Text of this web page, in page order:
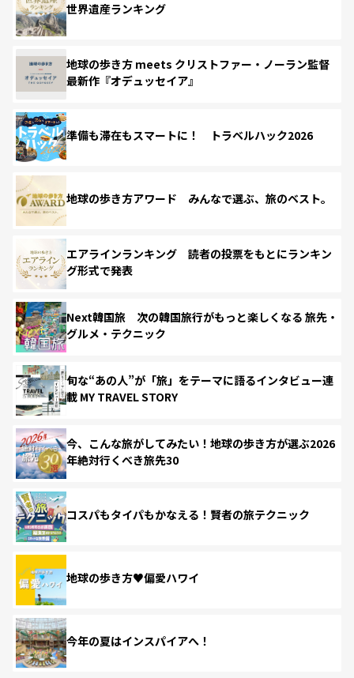
世界遺産ランキング
地球の歩き方 meets クリストファー・ノーラン監督
最新作『オデュッセイア』
準備も滞在もスマートに！ トラベルハック2026
地球の歩き方アワード みんなで選ぶ、旅のベスト。
エアラインランキング 読者の投票をもとにランキン
グ形式で発表
Next韓国旅 次の韓国旅行がもっと楽しくなる 旅先・
グルメ・テクニック
旬な“あの人”が「旅」をテーマに語るインタビュー連
載 MY TRAVEL STORY
今、こんな旅がしてみたい！地球の歩き方が選ぶ2026
年絶対行くべき旅先30
コスパもタイパもかなえる！賢者の旅テクニック
地球の歩き方♥偏愛ハワイ
今年の夏はインスパイアへ！